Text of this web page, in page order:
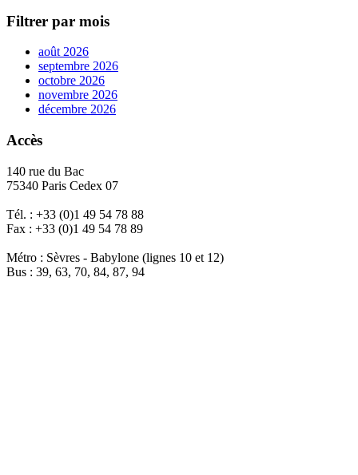
Filtrer par mois
août 2026
septembre 2026
octobre 2026
novembre 2026
décembre 2026
Accès
140 rue du Bac
75340 Paris Cedex 07
Tél. : +33 (0)1 49 54 78 88
Fax : +33 (0)1 49 54 78 89
Métro : Sèvres - Babylone (lignes 10 et 12)
Bus : 39, 63, 70, 84, 87, 94